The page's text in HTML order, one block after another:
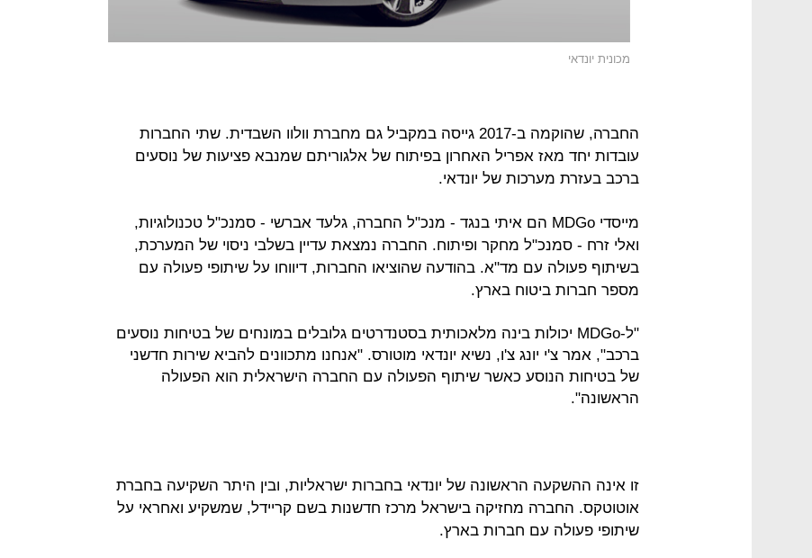
מכונית יונדאי
החברה, שהוקמה ב-2017 גייסה במקביל גם מחברת וולוו השבדית. שתי החברות
עובדות יחד מאז אפריל האחרון בפיתוח של אלגוריתם שמנבא פציעות של נוסעים
ברכב בעזרת מערכות של יונדאי.
מייסדי MDGo הם איתי בנגד - מנכ"ל החברה, גלעד אברשי - סמנכ"ל טכנולוגיות,
ואלי זרח - סמנכ"ל מחקר ופיתוח. החברה נמצאת עדיין בשלבי ניסוי של המערכת,
בשיתוף פעולה עם מד"א. בהודעה שהוציאו החברות, דיווחו על שיתופי פעולה עם
מספר חברות ביטוח בארץ.
"ל-MDGo יכולות בינה מלאכותית בסטנדרטים גלובלים במונחים של בטיחות נוסעים
ברכב", אמר צ'י יונג צ'ו, נשיא יונדאי מוטורס. "אנחנו מתכוונים להביא שירות חדשני
של בטיחות הנוסע כאשר שיתוף הפעולה עם החברה הישראלית הוא הפעולה
הראשונה".
זו אינה ההשקעה הראשונה של יונדאי בחברות ישראליות, ובין היתר השקיעה בחברת
אוטוטקס. החברה מחזיקה בישראל מרכז חדשנות בשם קריידל, שמשקיע ואחראי על
שיתופי פעולה עם חברות בארץ.